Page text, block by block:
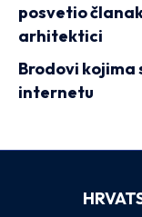
posvetio
arhitektici
Brodovi kojima
internetu